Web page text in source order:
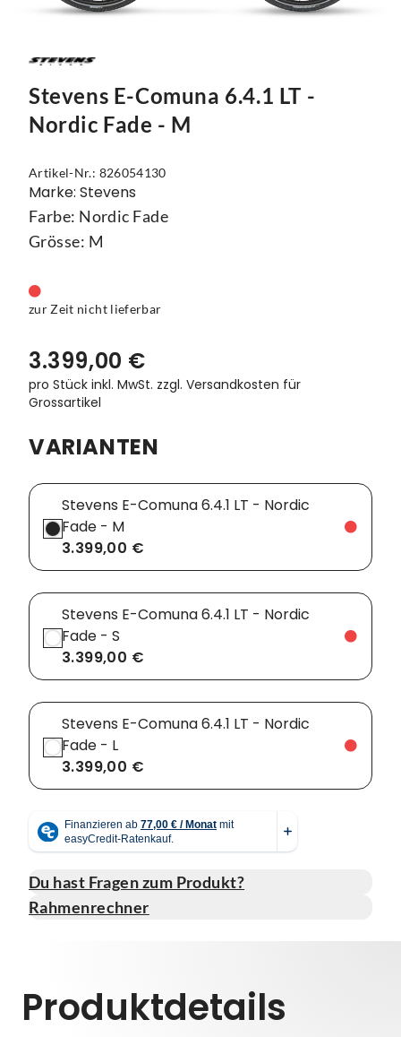
Mützen
Regenbekleidung
Schuhe
Socken
Streetwear
Trikots
Unterwäsche
Westen
Touring
Kettenblätter
Laufräder
Lenker
Naben
Pedale
Sättel
Schaltung
Ständer
Steuersätze
Vorbauten
Zahnkränze
Flaschen
Gepäckträger
Kettenschutz
Kindersitze
Klingeln & Hupen
Pumpen
Schlösser
Schutzbleche
Single Speed
Smartphonehalter
Spiegel
Taschen
Trainingsrollen
Wandhalterung
Stevens E-Comuna 6.4.1 LT -
Nordic Fade - M
Artikel-Nr.: 826054130
Marke: Stevens
Farbe: Nordic Fade
Grösse: M
zur Zeit nicht lieferbar
3.399,00 €
pro Stück inkl. MwSt. zzgl. Versandkosten für
Grossartikel
VARIANTEN
Stevens E-Comuna 6.4.1 LT - Nordic
Fade - M
3.399,00 €
Stevens E-Comuna 6.4.1 LT - Nordic
Fade - S
3.399,00 €
Stevens E-Comuna 6.4.1 LT - Nordic
Fade - L
3.399,00 €
Du hast Fragen zum Produkt?
Rahmenrechner
Produktdetails